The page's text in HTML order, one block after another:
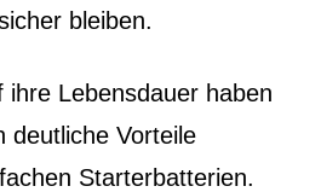
bleiben.
ihre Lebensdauer haben
deutliche Vorteile
Starterbatterien.